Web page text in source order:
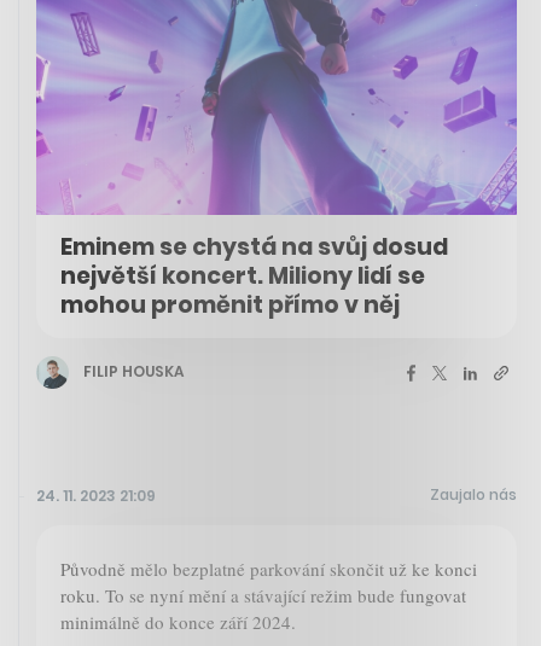
Eminem se chystá na svůj dosud
největší koncert. Miliony lidí se
mohou proměnit přímo v něj
FILIP HOUSKA
24. 11. 2023 21:09 Zaujalo nás
Původně mělo bezplatné parkování skončit už ke konci
roku. To se nyní mění a stávající režim bude fungovat
minimálně do konce září 2024.